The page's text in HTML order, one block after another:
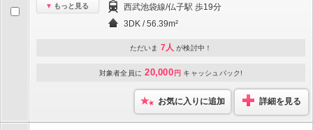
もっと見る
西武池袋線/仏子駅 歩19分
3DK / 56.39m²
ただいま 7人 が検討中！
対象者全員に 20,000 円 キャッシュバック!
お気に入りに追加 詳細を見る